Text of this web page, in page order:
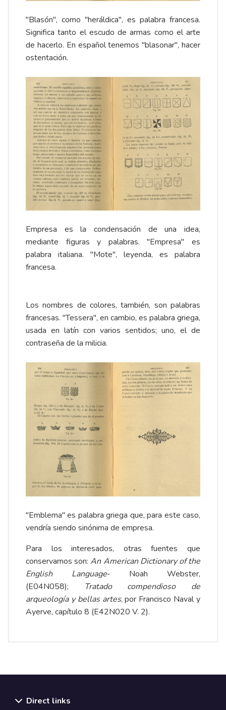
"Blasón", como "heráldica", es palabra francesa.
Significa tanto el escudo de armas como el arte
de hacerlo. En español tenemos "blasonar", hacer
ostentación.
Empresa es la condensación de una idea,
mediante figuras y palabras. "Empresa" es
palabra italiana. "Mote", leyenda, es palabra
francesa.
Los nombres de colores, también, son palabras
francesas. "Tessera", en cambio, es palabra griega,
usada en latín con varios sentidos; uno, el de
contraseña de la milicia.
"Emblema" es palabra griega que, para este caso,
vendría siendo sinónima de empresa.
Para los interesados, otras fuentes que
conservamos son:An American Dictionary of the
English Language- Noah Webster,
(E04N058);
Tratado compendioso de
arqueología y bellas artes, por Francisco Naval y
Ayerve, capítulo 8 (E42N020 V. 2).
Direct links